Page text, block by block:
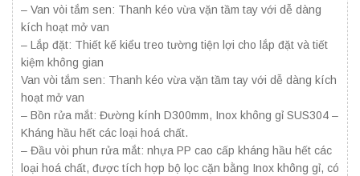
– Van vòi tắm sen: Thanh kéo vừa vặn tầm tay với dễ dàng
kích hoạt mở van
– Lắp đặt: Thiết kế kiểu treo tường tiện lợi cho lắp đặt và tiết
kiệm không gian
Van vòi tắm sen: Thanh kéo vừa vặn tầm tay với dễ dàng kích
hoạt mở van
– Bồn rửa mắt: Đường kính D300mm, Inox không gỉ SUS304 –
Kháng hầu hết các loại hoá chất.
– Đầu vòi phun rửa mắt: nhựa PP cao cấp kháng hầu hết các
loại hoá chất, được tích hợp bộ lọc cặn bằng Inox không gỉ, có